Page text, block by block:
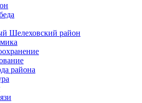
Шелеховский район
района